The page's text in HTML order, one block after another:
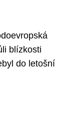
blízkosti
do letošní